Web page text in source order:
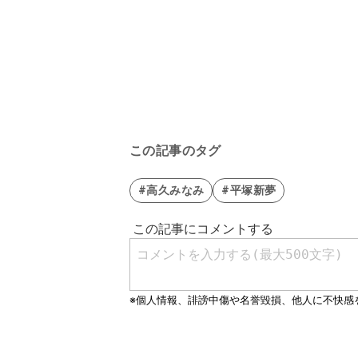
この記事のタグ
#高久みなみ #平塚新夢